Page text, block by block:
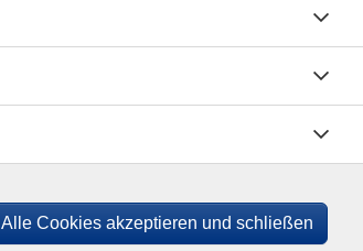
089/
Fachliche
Christof
089/
Mailadresse:
Alle Cookies akzeptieren und schließen